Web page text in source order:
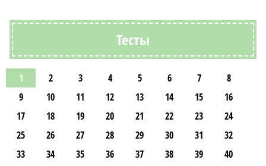
Тесты
1 2 3 4 5 6 7
8
9
10 11 12 13 14 15
16
17
18 19 20 21 22 23
24
25
26 27 28 29 30 31
32
33
34 35 36 37 38 39
40